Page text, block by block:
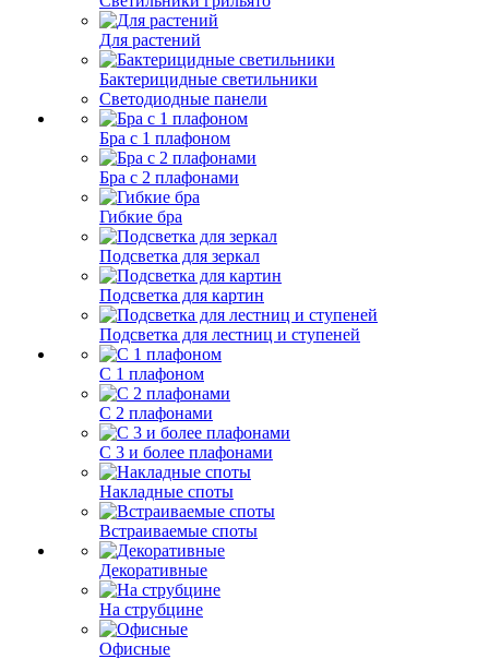
Для растений
Бактерицидные светильники
Светодиодные панели
Бра с 1 плафоном
Бра с 2 плафонами
Гибкие бра
Подсветка для зеркал
Подсветка для картин
Подсветка для лестниц и ступеней
С 1 плафоном
С 2 плафонами
С 3 и более плафонами
Накладные споты
Встраиваемые споты
Декоративные
На струбцине
Офисные